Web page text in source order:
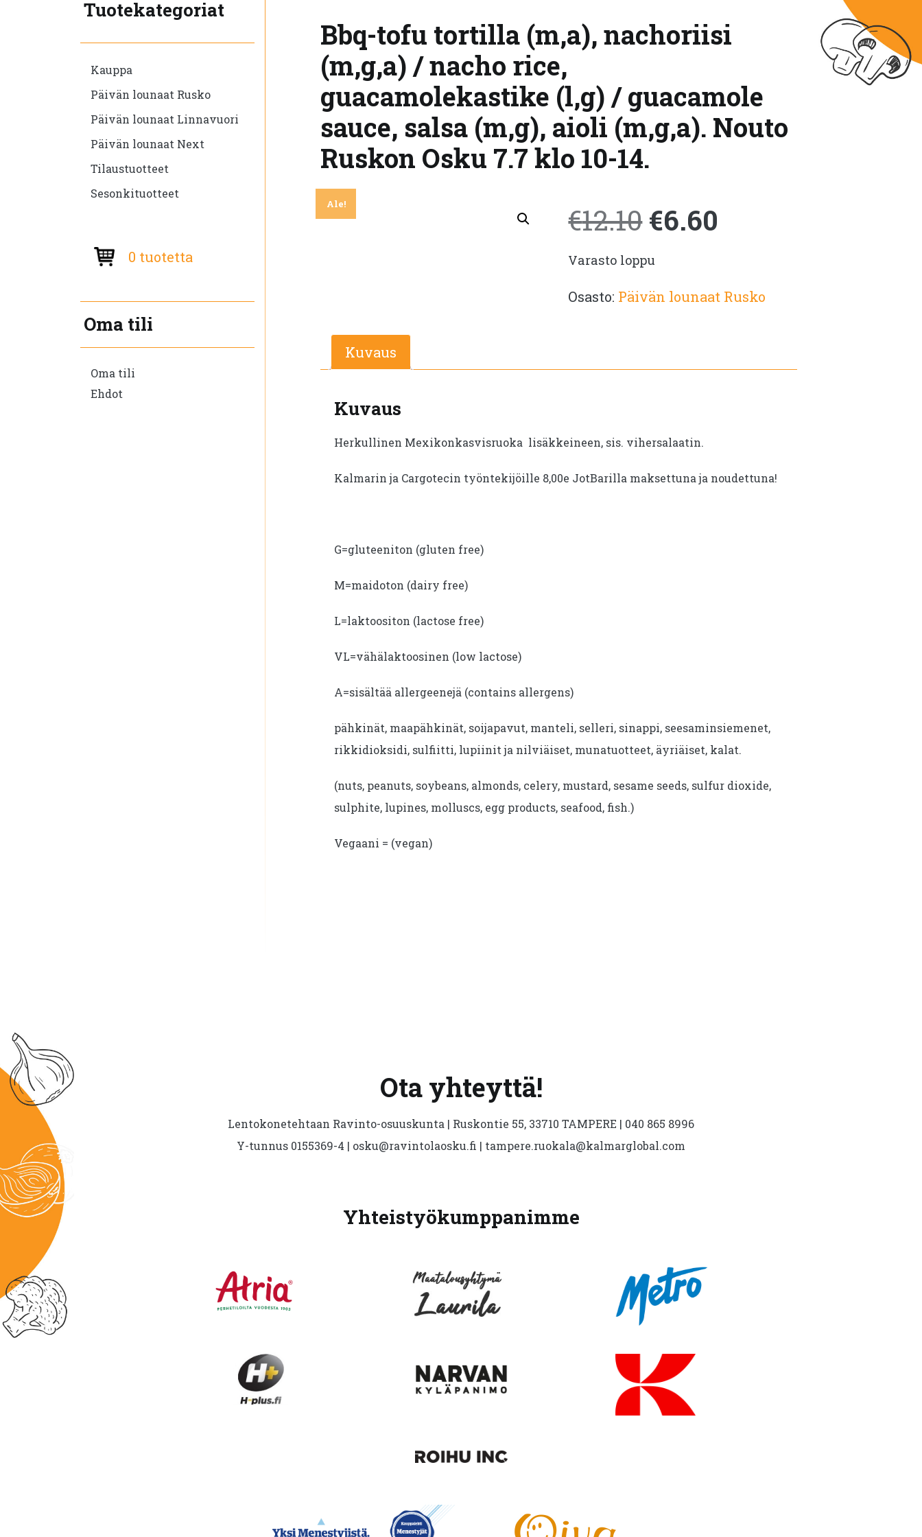
Tuotekategoriat
Kauppa
Päivän lounaat Rusko
Päivän lounaat Linnavuori
Päivän lounaat Next
Tilaustuotteet
Sesonkituotteet
0 tuotetta
Oma tili
Oma tili
Ehdot
Bbq-tofu tortilla (m,a), nachoriisi
(m,g,a) / nacho rice,
guacamolekastike (l,g) / guacamole
sauce, salsa (m,g), aioli (m,g,a). Nouto
Ruskon Osku 7.7 klo 10-14.
Ale! €12.10Alkuperäinen
hinta
€6.60
Varasto loppu
Osasto: Päivän lounaat Rusko
Kuvaus
Kuvaus
Herkullinen Mexikonkasvisruoka lisäkkeineen, sis. vihersalaatin.
Kalmarin ja Cargotecin työntekijöille 8,00e JotBarilla maksettuna ja noudettuna!
G=gluteeniton (gluten free)
M=maidoton (dairy free)
L=laktoositon (lactose free)
VL=vähälaktoosinen (low lactose)
A=sisältää allergeenejä (contains allergens)
pähkinät, maapähkinät, soijapavut, manteli, selleri, sinappi, seesaminsiemenet,
rikkidioksidi, sulfiitti, lupiinit ja nilviäiset, munatuotteet, äyriäiset, kalat.
(nuts, peanuts, soybeans, almonds, celery, mustard, sesame seeds, sulfur dioxide,
sulphite, lupines, molluscs, egg products, seafood, fish.)
Vegaani = (vegan)
Ota yhteyttä!
Lentokonetehtaan Ravinto-osuuskunta | Ruskontie 55, 33710 TAMPERE | 040 865 8996
Y-tunnus 0155369-4 | osku@ravintolaosku.fi | tampere.ruokala@kalmarglobal.com
Yhteistyökumppanimme